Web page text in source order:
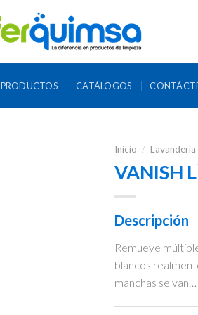
PRODUCTOS CATÁLOGOS
Inicio / Lavandería
VANISH
Descripción
Remueve
blancos
manchas se